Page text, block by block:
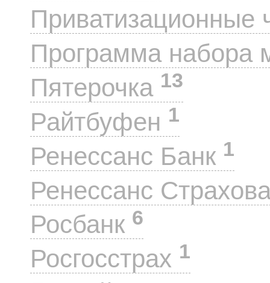
Приватизационные
Программа набора
Пятерочка 13
Райтбуфен 1
Ренессанс Банк 1
Ренессанс
Росбанк 6
Росгосстрах 1